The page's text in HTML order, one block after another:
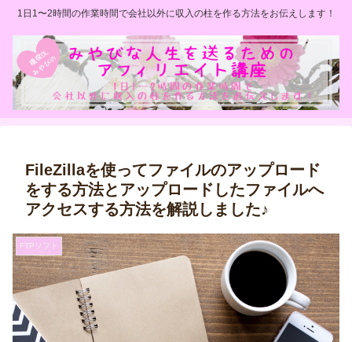
1日1〜2時間の作業時間で会社以外に収入の柱を作る方法をお伝えします！
FileZillaを使ってファイルのアップロード
をする方法とアップロードしたファイルへ
アクセスする方法を解説しました♪
FTPソフト